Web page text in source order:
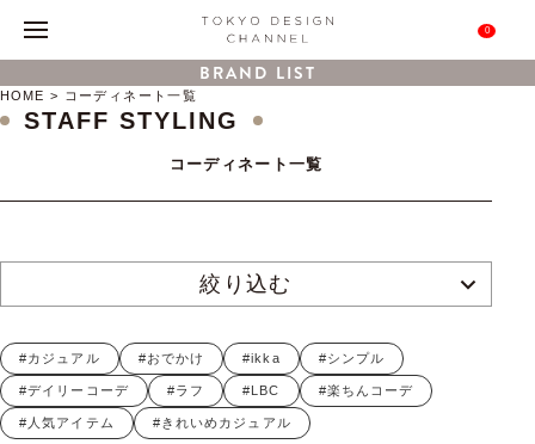
0
BRAND LIST
HOME コーディネート一覧
STAFF STYLING
コーディネート一覧
絞り込む
#カジュアル #おでかけ #ikka #シンプル
#デイリーコーデ #ラフ #LBC #楽ちんコーデ
#人気アイテム #きれいめカジュアル